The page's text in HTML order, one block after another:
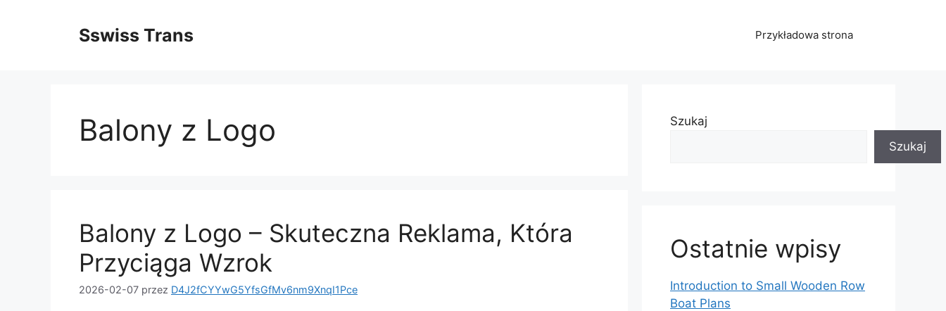
Sswiss Trans Przykładowa strona
Balony z Logo
Balony z Logo – Skuteczna Reklama, Która
Przyciąga Wzrok
2026-02-07 przez D4J2fCYYwG5YfsGfMv6nm9XnqI1Pce
Szukaj
Szukaj
Ostatnie wpisy
Introduction to Small Wooden Row
Boat Plans